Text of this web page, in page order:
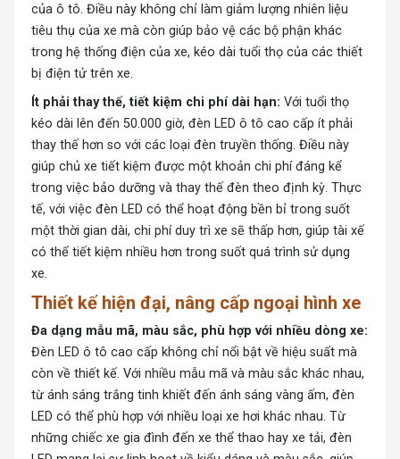
của ô tô. Điều này không chỉ làm giảm lượng nhiên liệu
tiêu thụ của xe mà còn giúp bảo vệ các bộ phận khác
trong hệ thống điện của xe, kéo dài tuổi thọ của các thiết
bị điện tử trên xe.
Ít phải thay thế, tiết kiệm chi phí dài hạn: Với tuổi thọ
kéo dài lên đến 50.000 giờ, đèn LED ô tô cao cấp ít phải
thay thế hơn so với các loại đèn truyền thống. Điều này
giúp chủ xe tiết kiệm được một khoản chi phí đáng kể
trong việc bảo dưỡng và thay thế đèn theo định kỳ. Thực
tế, với việc đèn LED có thể hoạt động bền bỉ trong suốt
một thời gian dài, chi phí duy trì xe sẽ thấp hơn, giúp tài xế
có thể tiết kiệm nhiều hơn trong suốt quá trình sử dụng
xe.
Thiết kế hiện đại, nâng cấp ngoại hình xe
Đa dạng mẫu mã, màu sắc, phù hợp với nhiều dòng xe:
Đèn LED ô tô cao cấp không chỉ nổi bật về hiệu suất mà
còn về thiết kế. Với nhiều mẫu mã và màu sắc khác nhau,
từ ánh sáng trắng tinh khiết đến ánh sáng vàng ấm, đèn
LED có thể phù hợp với nhiều loại xe hơi khác nhau. Từ
những chiếc xe gia đình đến xe thể thao hay xe tải, đèn